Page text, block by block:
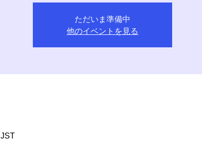
ただいま準備中
他のイベントを見る